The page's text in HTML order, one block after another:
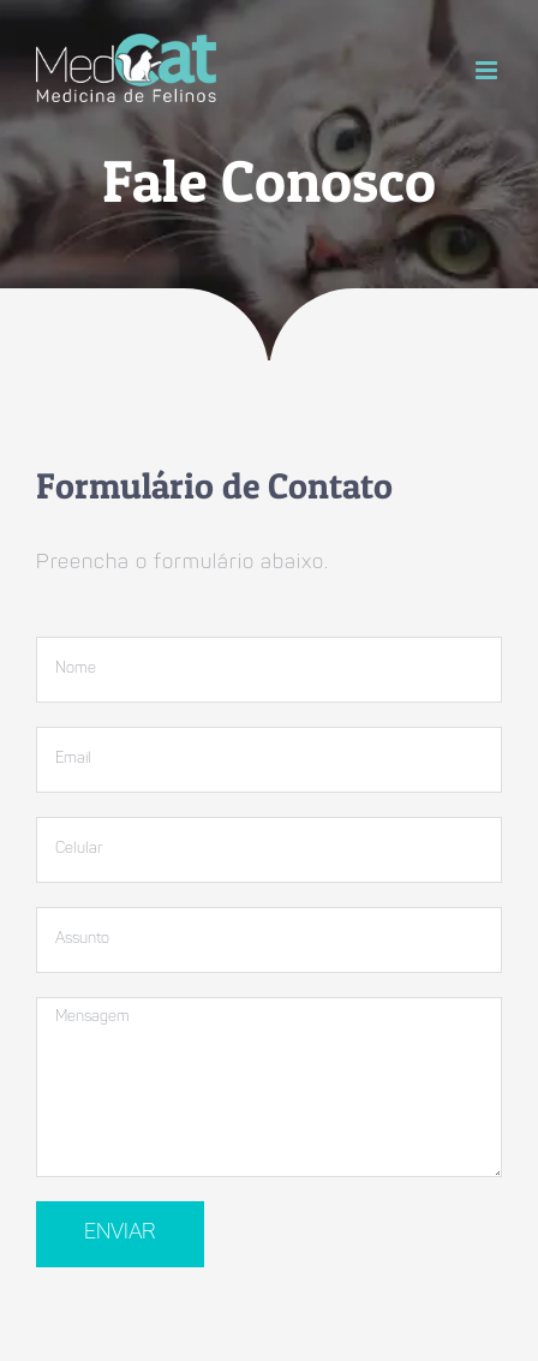
content
Fale Conosco
Formulário de Contato
Preencha o formulário abaixo.